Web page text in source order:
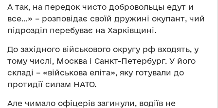
А так, на передок чисто добровольцы едут и
все…» – розповідає своїй дружині окупант, чий
підрозділ перебуває на Харківщині.
До західного військового округу рф входять, у
тому числі, Москва і Санкт-Петербург. У його
складі – «військова еліта», яку готували до
протидії силам НАТО.
Але чимало офіцерів загинули, водіїв не